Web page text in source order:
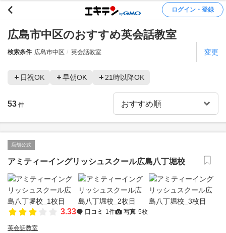
ログイン・登録
広島市中区のおすすめ英会話教室
検索条件 広島市中区 英会話教室 変更
日祝OK 早朝OK 21時以降OK
53 件
店舗公式
アミティーイングリッシュスクール広島八丁堀校
3.33 口コミ 1件 写真 5枚
英会話教室